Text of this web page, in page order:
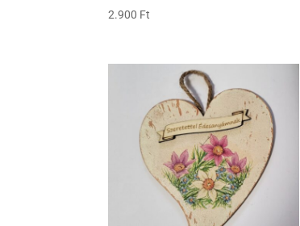
2.900 Ft